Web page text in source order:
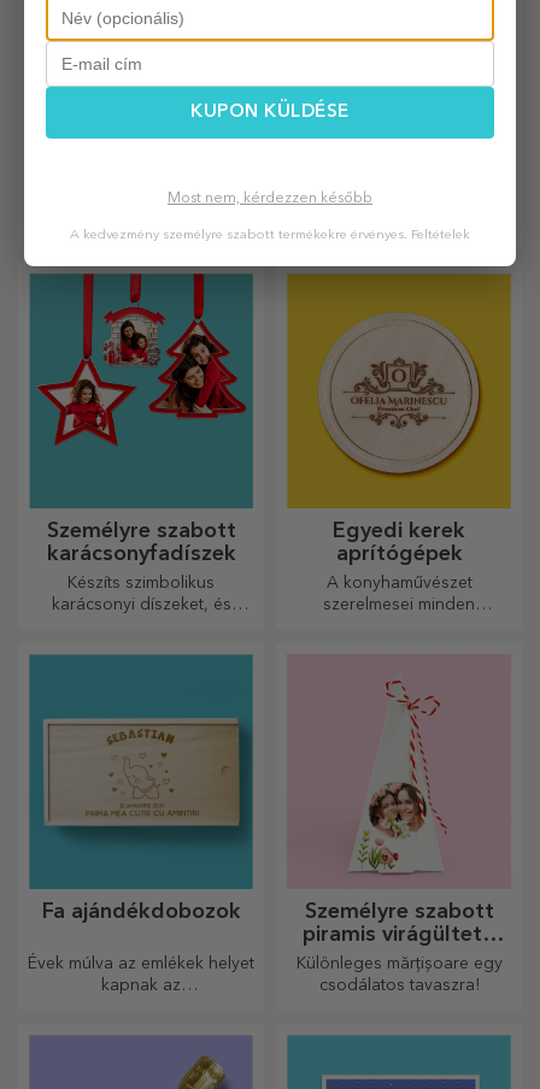
Kicsi vagy nagy, a személyre
okozhatnak, ha személyre
szabottak. Egy tárgy, amely
szerencsét, mosolyt és
jókedvet hoz!
Partit szervezel? Legyen
kiegészítők és dekorációk
célja, hogy felvidítsák a
Személyre szabott
karácsonyfadíszek
Készíts szimbolikus
karácsonyi díszeket, és
Egyedi kerek
aprítógépek
A konyhaművészet
szerelmesei minden
készülnek. Válassza ki a
megfelelőt!
Fa ajándékdobozok
Évek múlva az emlékek helyet
kapnak az
Személyre szabott
piramis virágültető
készletek
Különleges mărțișoare egy
csodálatos tavaszra!
KUPON KÜLDÉSE
Most nem, kérdezzen később
A kedvezmény személyre szabott termékekre érvényes. Feltételek